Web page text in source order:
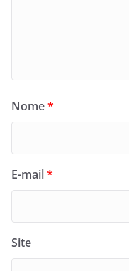
Nome*
E-mail*
Site